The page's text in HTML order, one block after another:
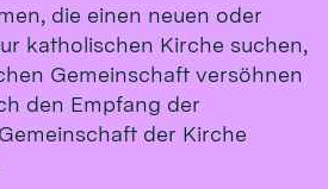
die einen neuen oder
katholischen Kirche suchen,
Gemeinschaft versöhnen
den Empfang der
der Kirche